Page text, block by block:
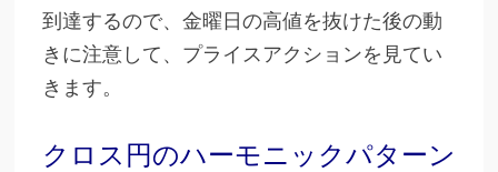
到達するので、金曜日の高値を抜けた後の動
きに注意して、プライスアクションを見てい
きます。
クロス円のハーモニックパターン